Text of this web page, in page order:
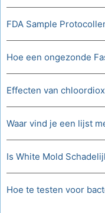
FDA Sample
Hoe een ongezonde
Effecten van
Waar vind je een lijst
Is White Mold
Hoe te testen voor